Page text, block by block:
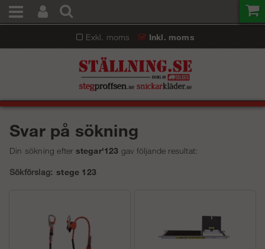
Exkl. moms Inkl. moms
Svar på sökning
Din sökning efter stegar'123 gav följande resultat:
Sökförslag: stege 123